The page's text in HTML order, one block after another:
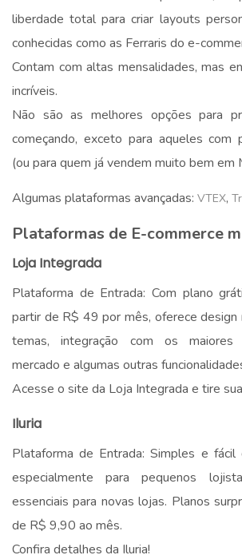
liberdade total para criar layouts
conhecidas como as Ferraris do e-
Contam com altas mensalidades, mas
incríveis.
Não são as melhores opções para
começando, exceto para aqueles com
(ou para quem já vendem muito bem em
Algumas plataformas avançadas: VTEX,
Plataformas de E-commerce
Loja Integrada
Plataforma de Entrada: Com plano
partir de R$ 49 por mês, oferece design
temas, integração com os maiores
mercado e algumas outras
Acesse o site da Loja Integrada e tire
Iluria
Plataforma de Entrada: Simples e fácil
especialmente para pequenos
essenciais para novas lojas. Planos
de R$ 9,90 ao mês.
Confira detalhes da Iluria!